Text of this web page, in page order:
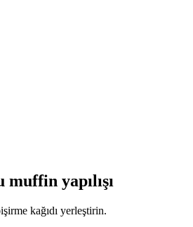
yapılışı
kağıdı yerleştirin.